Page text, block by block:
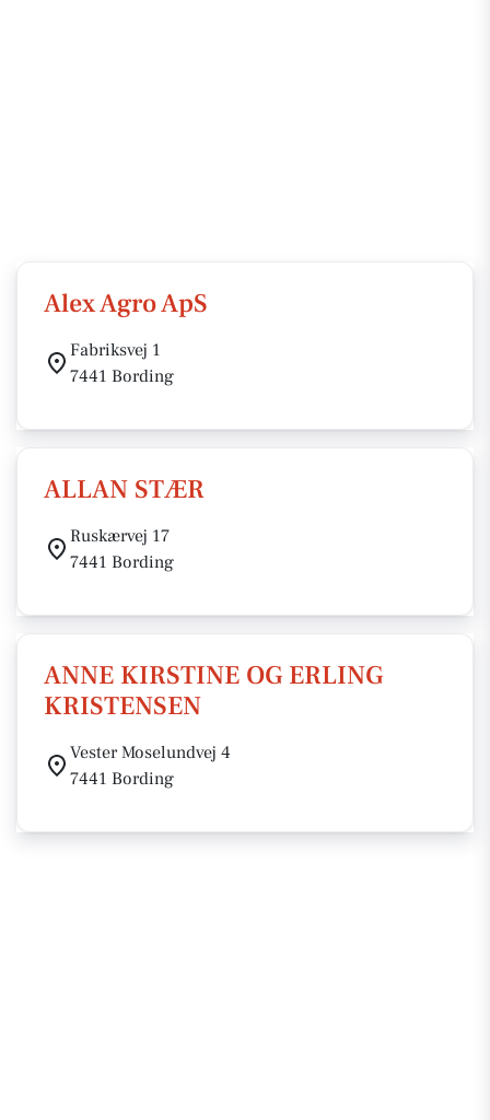
Alex Agro ApS
Fabriksvej 1
7441 Bording
ALLAN STÆR
Ruskærvej 17
7441 Bording
ANNE KIRSTINE OG ERLING
KRISTENSEN
Vester Moselundvej 4
7441 Bording